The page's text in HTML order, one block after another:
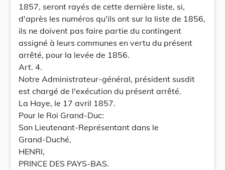
1857, seront rayés de cette dernière liste, si,
d'après les numéros qu'ils ont sur la liste de 1856,
ils ne doivent pas faire partie du contingent
assigné à leurs communes en vertu du présent
arrêté, pour la levée de 1856.
Art. 4.
Notre Administrateur-général, président susdit
est chargé de l'exécution du présent arrêté.
La Haye, le 17 avril 1857.
Pour le Roi Grand-Duc:
Son Lieutenant-Représentant dans le
Grand-Duché,
HENRI,
PRINCE DES PAYS-BAS.